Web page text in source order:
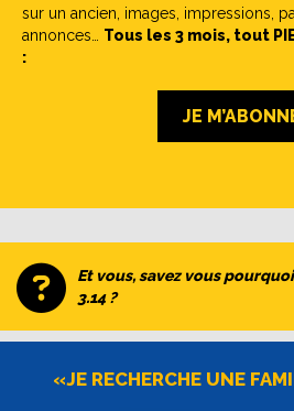
sur un ancien, images, impressions,
annonces… Tous les 3 mois, tout
:
JE
Et vous, savez vous
3.14 ?
«JE RECHERCHE UNE